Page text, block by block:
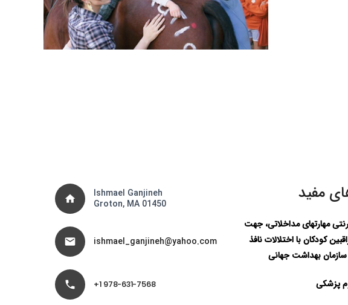
مفید
مهارتهای مداخلاتی، جهت
کودکان با اختلالات نافذ
بهداشت جهانی
پزشکی
Ishmael Ganjineh
Groton, MA 01450
home
ishmael_ganjineh@yahoo.com
mail
978-631-7568 1+
phone